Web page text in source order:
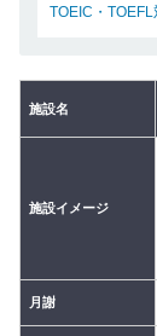
TOEIC・TOEFL
施設名
施設イメージ
月謝